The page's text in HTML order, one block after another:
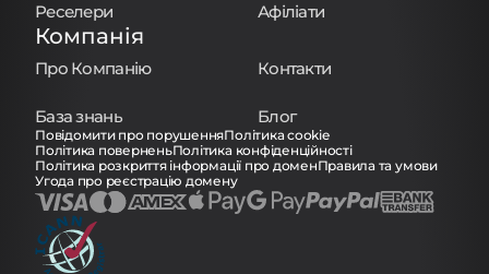
Реселери Афіліати
Компанія
Про Компанію Контакти
База знань Блог
Повідомити про порушенняПолітика cookie
Політика поверненьПолітика конфіденційності
Політика розкриття інформації про доменПравила та умови
Угода про реєстрацію домену